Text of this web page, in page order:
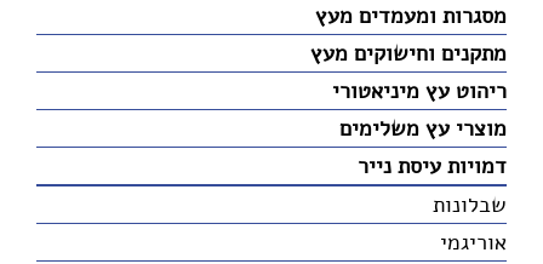
מסגרות ומעמדים מעץ
מתקנים וחישוקים מעץ
ריהוט עץ מיניאטורי
מוצרי עץ משלימים
דמויות עיסת נייר
שבלונות
אוריגמי